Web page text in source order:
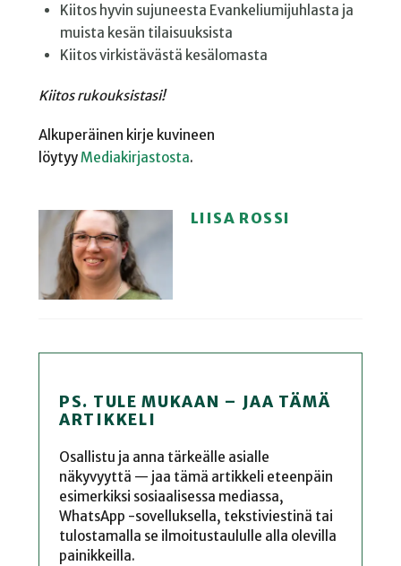
Kiitos hyvin sujuneesta Evankeliumijuhlasta ja
muista kesän tilaisuuksista
Kiitos virkistävästä kesälomasta
Kiitos rukouksistasi!
Alkuperäinen kirje kuvineen
löytyyMediakirjastosta.
LIISA ROSSI
PS. TULE MUKAAN – JAA TÄMÄ
ARTIKKELI
Osallistu ja anna tärkeälle asialle
näkyvyyttä — jaa tämä artikkeli eteenpäin
esimerkiksi sosiaalisessa mediassa,
WhatsApp -sovelluksella, tekstiviestinä tai
tulostamalla se ilmoitustaululle alla olevilla
painikkeilla.